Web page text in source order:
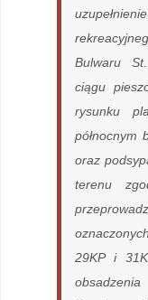
Bulwaru
ciągu
rysunku
północnym
oraz
terenu
29KP i